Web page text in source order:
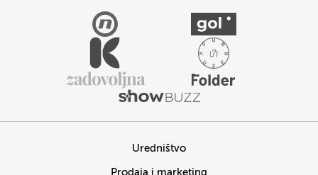
Uredništvo
Prodaja i marketing